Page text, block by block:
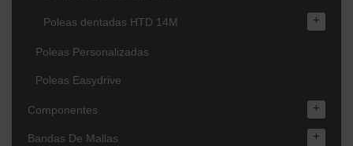
Poleas dentadas HTD 14M +
Poleas Personalizadas
Poleas Easydrive
Componentes +
Bandas De Mallas +